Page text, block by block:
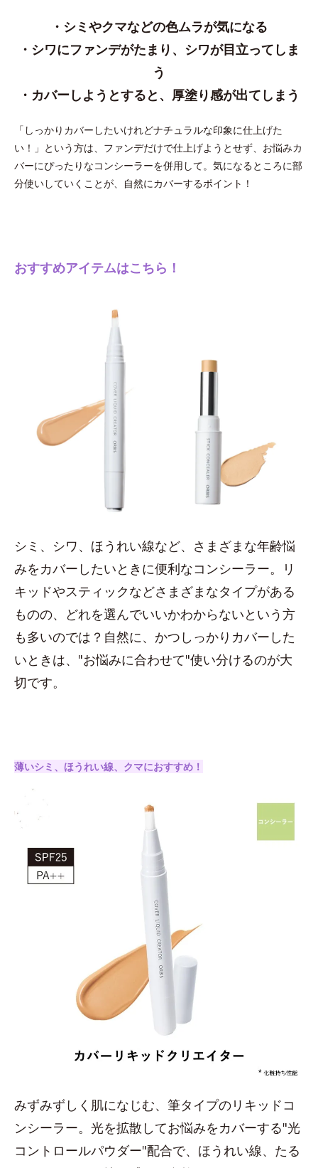
・シミやクマなどの色ムラが気になる
・シワにファンデがたまり、シワが目立ってしま
う
・カバーしようとすると、厚塗り感が出てしまう
「しっかりカバーしたいけれどナチュラルな印象に仕上げた
い！」という方は、ファンデだけで仕上げようとせず、お悩みカ
バーにぴったりなコンシーラーを併用して。気になるところに部
分使いしていくことが、自然にカバーするポイント！
おすすめアイテムはこちら！
シミ、シワ、ほうれい線など、さまざまな年齢悩
みをカバーしたいときに便利なコンシーラー。リ
キッドやスティックなどさまざまなタイプがある
ものの、どれを選んでいいかわからないという方
も多いのでは？自然に、かつしっかりカバーした
いときは、"お悩みに合わせて"使い分けるのが大
切です。
薄いシミ、ほうれい線、クマにおすすめ！
みずみずしく肌になじむ、筆タイプのリキッドコ
ンシーラー。光を拡散してお悩みをカバーする"光
コントロールパウダー"配合で、ほうれい線、たる